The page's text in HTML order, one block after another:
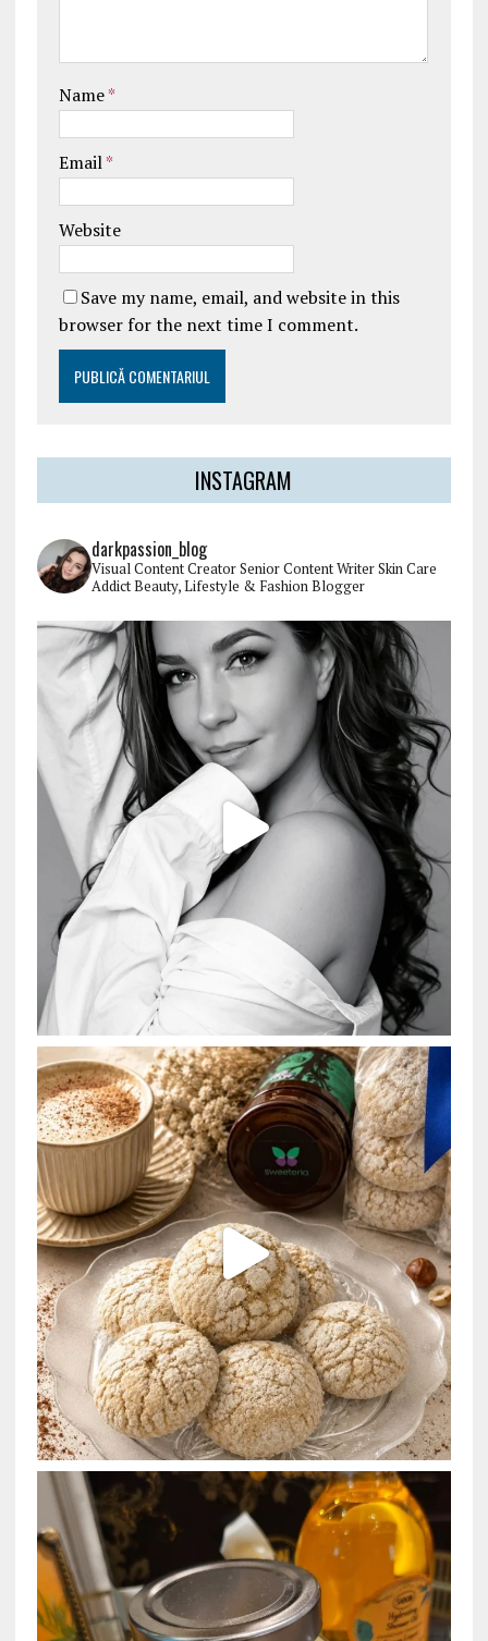
Name*
Email*
Website
Save my name, email, and website in this
browser for the next time I comment.
INSTAGRAM
darkpassion_blog
Visual Content CreatorSenior Content WriterSkin Care
AddictBeauty, Lifestyle & Fashion Blogger